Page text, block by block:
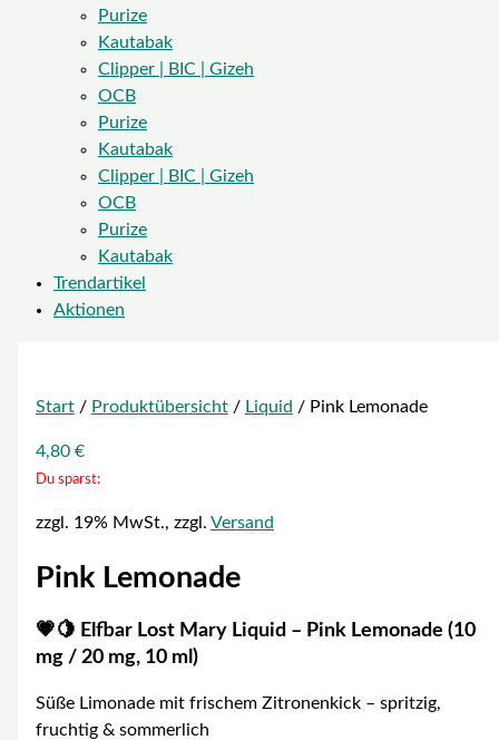
Purize
Kautabak
Clipper | BIC | Gizeh
OCB
Purize
Kautabak
Clipper | BIC | Gizeh
OCB
Purize
Kautabak
Trendartikel
Aktionen
Start/ Produktübersicht/ Liquid / Pink Lemonade
4,80 €
Du sparst:
zzgl. 19% MwSt., zzgl. Versand
Pink Lemonade
💗🍋 Elfbar Lost Mary Liquid – Pink Lemonade (10
mg / 20 mg, 10 ml)
Süße Limonade mit frischem Zitronenkick – spritzig,
fruchtig & sommerlich